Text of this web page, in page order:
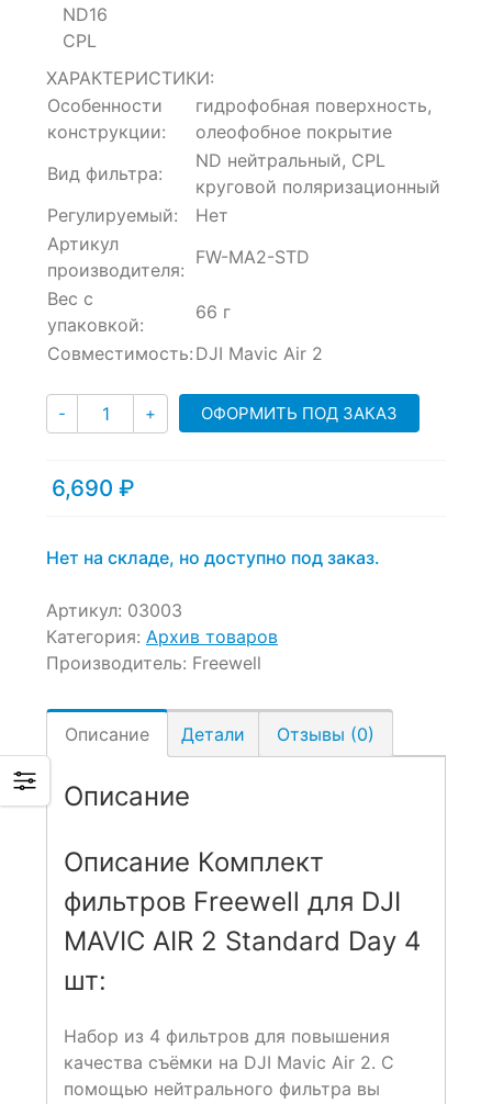
ND16
CPL
ХАРАКТЕРИСТИКИ:
Особенности
конструкции:
гидрофобная поверхность,
олеофобное покрытие
Вид фильтра:
ND нейтральный, CPL
круговой поляризационный
Регулируемый:
Нет
Артикул
производителя:
FW-MA2-STD
Вес с
упаковкой:
66 г
Совместимость: DJI Mavic Air 2
- Количество
+ ОФОРМИТЬ ПОД ЗАКАЗ
6,690 ₽
Нет на складе, но доступно под заказ.
Артикул: 03003
Категория: Архив товаров
Производитель: Freewell
Описание Детали Отзывы (0)
Описание
Описание Комплект
фильтров Freewell для DJI
MAVIC AIR 2 Standard Day 4
шт:
Набор из 4 фильтров для повышения
качества съёмки на DJI Mavic Air 2. С
помощью нейтрального фильтра вы